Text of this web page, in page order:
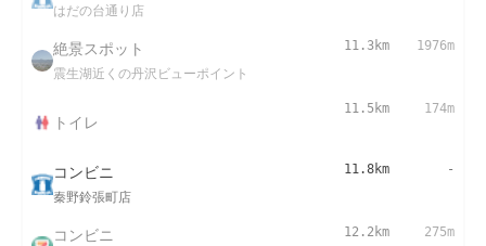
はだの台通り店
絶景スポット
震生湖近くの丹沢ビューポイント
11.3km 1976m
トイレ
11.5km 174m
コンビニ
秦野鈴張町店
11.8km -
コンビニ 12.2km 275m